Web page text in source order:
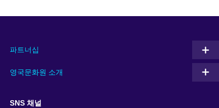
파트너십
영국문화원 소개
SNS 채널